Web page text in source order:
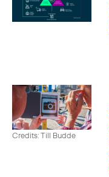
Credits: Till Budde